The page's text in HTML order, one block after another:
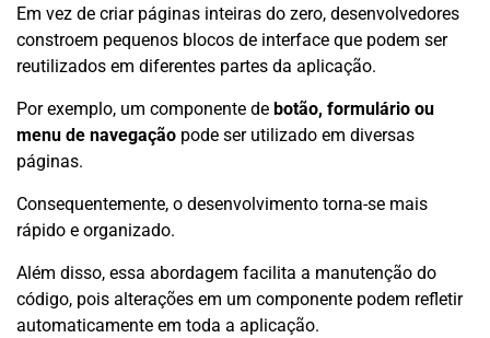
Em vez de criar páginas inteiras do zero, desenvolvedores
constroem pequenos blocos de interface que podem ser
reutilizados em diferentes partes da aplicação.
Por exemplo, um componente de botão, formulário ou
menu de navegação pode ser utilizado em diversas
páginas.
Consequentemente, o desenvolvimento torna-se mais
rápido e organizado.
Além disso, essa abordagem facilita a manutenção do
código, pois alterações em um componente podem refletir
automaticamente em toda a aplicação.